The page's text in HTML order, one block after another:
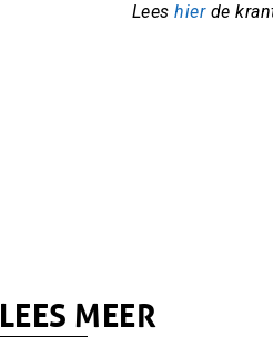
Leeshierde
LEES MEER